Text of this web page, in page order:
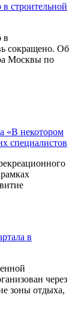
строительной
в
сокращено. Об
Москвы по
«В некотором
специалистов
в
через
зоны отдыха,